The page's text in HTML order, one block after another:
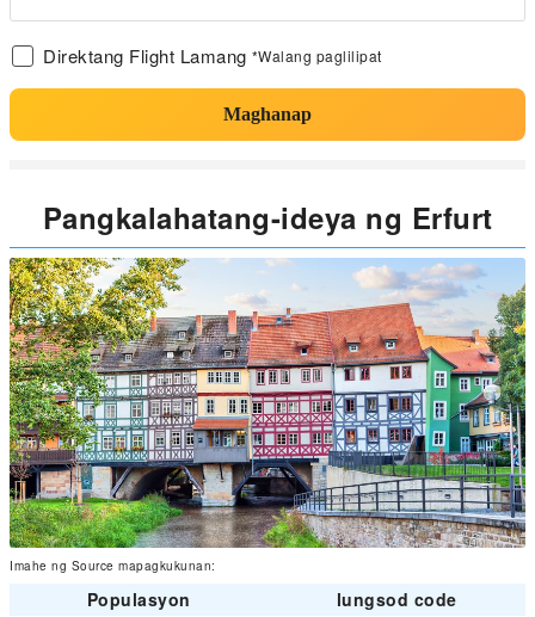
Direktang Flight Lamang *Walang paglilipat
Maghanap
Pangkalahatang-ideya ng Erfurt
Imahe ng Source mapagkukunan:
Populasyon
lungsod code